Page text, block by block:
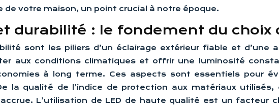
votre maison, un point crucial à notre époque.
durabilité : le fondement du choix
sont les piliers d’un éclairage extérieur fiable et d’une
aux conditions climatiques et offrir une luminosité
à long terme. Ces aspects sont essentiels pour
la qualité de l’indice de protection aux matériaux
L’utilisation de LED de haute qualité est un facteur